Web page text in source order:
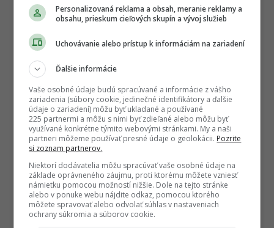
Personalizovaná reklama a obsah, meranie reklamy a
obsahu, prieskum cieľových skupín a vývoj služieb
Uchovávanie alebo prístup k informáciám na zariadení
Ďalšie informácie
Vaše osobné údaje budú spracúvané a informácie z vášho
zariadenia (súbory cookie, jedinečné identifikátory a ďalšie
údaje o zariadení) môžu byť ukladané a používané
225 partnermi a môžu s nimi byť zdieľané alebo môžu byť
využívané konkrétne týmito webovými stránkami. My a naši
partneri môžeme používať presné údaje o geolokácii. Pozrite
si zoznam partnerov.
Niektorí dodávatelia môžu spracúvať vaše osobné údaje na
základe oprávneného záujmu, proti ktorému môžete vzniesť
námietku pomocou možností nižšie. Dole na tejto stránke
alebo v ponuke webu nájdite odkaz, pomocou ktorého
môžete spravovať alebo odvolať súhlas v nastaveniach
ochrany súkromia a súborov cookie.